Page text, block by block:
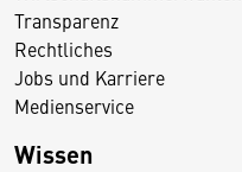
Transparenz
Rechtliches
Jobs und Karriere
Medienservice
Wissen